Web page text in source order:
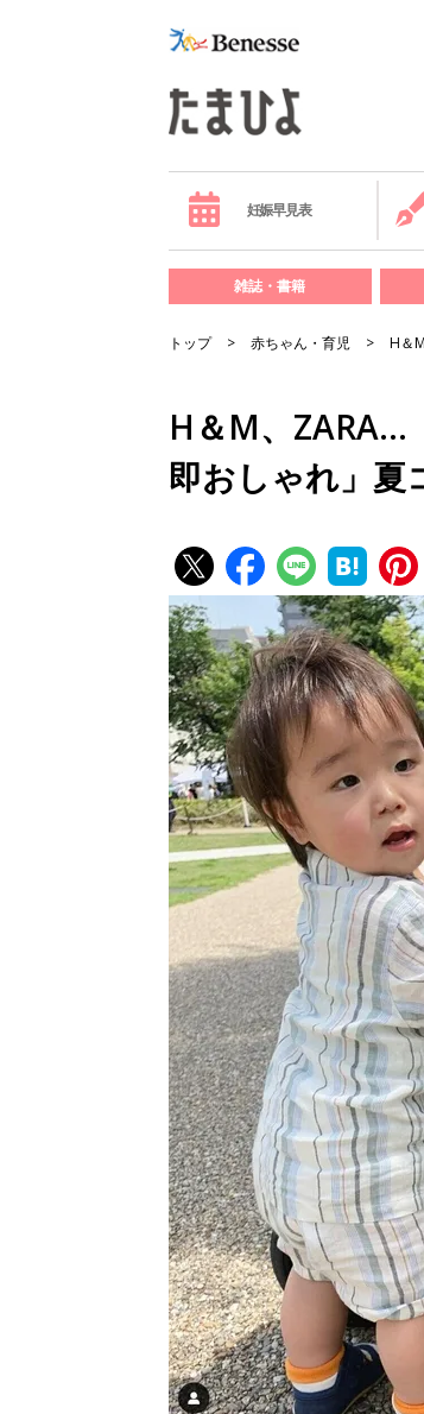
妊娠早見表
雑誌・書籍
トップ 赤ちゃん・育児 H＆
H＆M、ZARA…
即おしゃれ」夏